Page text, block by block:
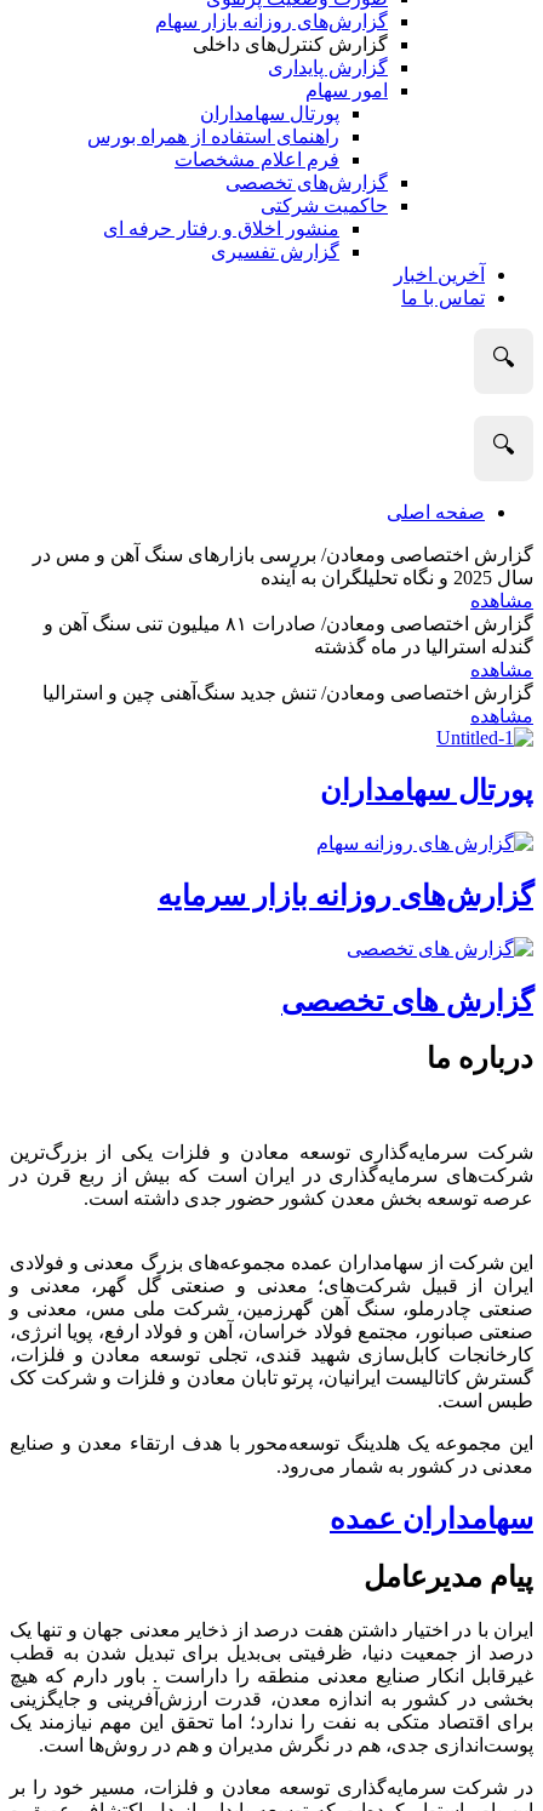
گزارش‌های روزانه بازار سهام
گزارش کنترل‌های داخلی
گزارش پایداری
امور سهام
پورتال سهامداران
راهنمای استفاده از همراه بورس
فرم اعلام مشخصات
گزارش‌های تخصصی
حاکمیت شرکتی
منشور اخلاق و رفتار حرفه­ ای
گزارش تفسیری
آخرین اخبار
تماس با ما
🔍
🔍
صفحه اصلی
گزارش اختصاصی ومعادن/ بررسی بازارهای سنگ آهن و مس در
سال 2025 و نگاه تحلیلگران به آینده
مشاهده
گزارش اختصاصی ومعادن/ صادرات ۸۱ میلیون تنی سنگ آهن و
گندله استرالیا در ماه گذشته
مشاهده
گزارش اختصاصی ومعادن/ تنش جدید سنگ‌آهنی چین و استرالیا
مشاهده
پورتال سهامداران
گزارش‌های روزانه بازار سرمایه
گزارش های تخصصی
درباره ما
شرکت سرمایه‌گذاری توسعه معادن و فلزات یکی از بزرگ‌ترین
شرکت‌های سرمایه‌گذاری در ایران است که بیش از ربع قرن در
عرصه توسعه بخش معدن کشور حضور جدی داشته است.
این شرکت از سهامداران عمده مجموعه‌های بزرگ معدنی و فولادی
ایران از قبیل شرکت‌های؛ معدنی و صنعتی گل گهر، معدنی و
صنعتی چادرملو، سنگ آهن گهرزمین، شرکت ملی مس، معدنی و
صنعتی صبانور، مجتمع فولاد خراسان، آهن و فولاد ارفع، پویا انرژی،
کارخانجات کابل‌سازی شهید قندی، تجلی توسعه معادن و فلزات،
گسترش کاتالیست ایرانیان، پرتو تابان معادن و فلزات و شرکت کک
طبس است.
این مجموعه یک هلدینگ توسعه‌محور با هدف ارتقاء معدن و صنایع
معدنی در کشور به شمار می‌رود.
سهامداران عمده
پیام مدیرعامل
ایران با در اختیار داشتن هفت درصد از ذخایر معدنی جهان و تنها یک
درصد از جمعیت دنیا، ظرفیتی بی‌بدیل برای تبدیل شدن به قطب
غیرقابل انکار صنایع معدنی منطقه را داراست . باور دارم که هیچ
بخشی در کشور به اندازه معدن، قدرت ارزش‌آفرینی و جایگزینی
برای اقتصاد متکی به نفت را ندارد؛ اما تحقق این مهم نیازمند یک
پوست‌اندازی جدی، هم در نگرش مدیران و هم در روش‌ها است.
در شرکت سرمایه‌گذاری توسعه معادن و فلزات، مسیر خود را بر